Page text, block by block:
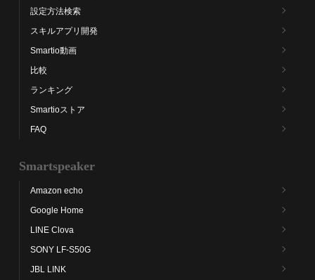
設定方法検索
スキルアプリ開発
Smartio動画
比較
ランキング
Smartioストア
FAQ
Smartspeaker
Amazon echo
Google Home
LINE Clova
SONY LF-S50G
JBL LINK